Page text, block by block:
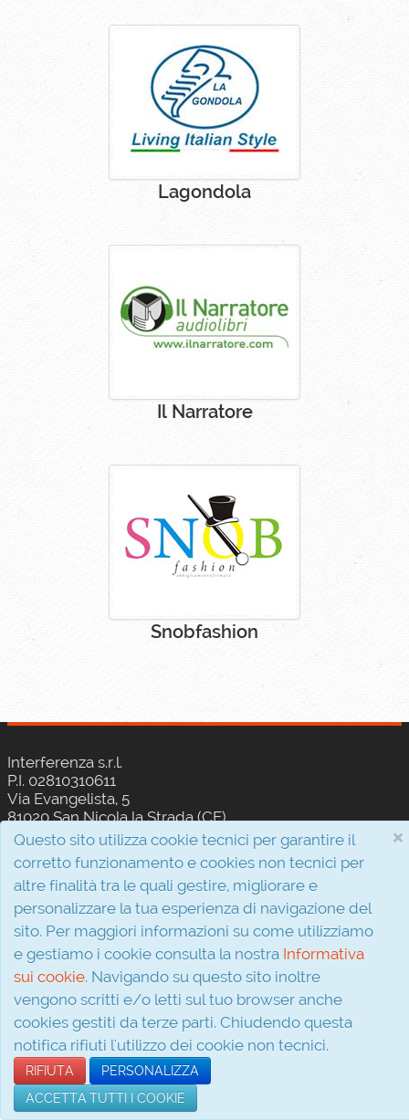
×
Questo sito utilizza cookie tecnici per garantire il
corretto funzionamento e cookies non tecnici per
altre finalità tra le quali gestire, migliorare e
personalizzare la tua esperienza di navigazione del
sito. Per maggiori informazioni su come utilizziamo
e gestiamo i cookie consulta la nostra Informativa
sui cookie. Navigando su questo sito inoltre
vengono scritti e/o letti sul tuo browser anche
cookies gestiti da terze parti. Chiudendo questa
notifica rifiuti l'utilizzo dei cookie non tecnici.
RIFIUTA
PERSONALIZZA
ACCETTA TUTTI I COOKIE
Lagondola
Il Narratore
Snobfashion
Interferenza s.r.l.
P.I. 02810310611
Via Evangelista, 5
81020 San Nicola la Strada (CE)
© 2026
Informativa sui cookie
Informativa sulla privacy
Condizioni d'acquisto